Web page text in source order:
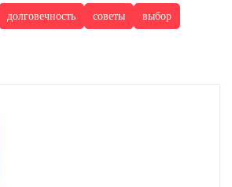
долговечность советы выбор